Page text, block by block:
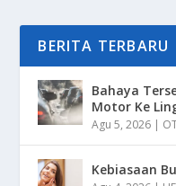
BERITA TERBARU
Bahaya
Motor Ke
Agu 5, 2026 |
Kebiasaan